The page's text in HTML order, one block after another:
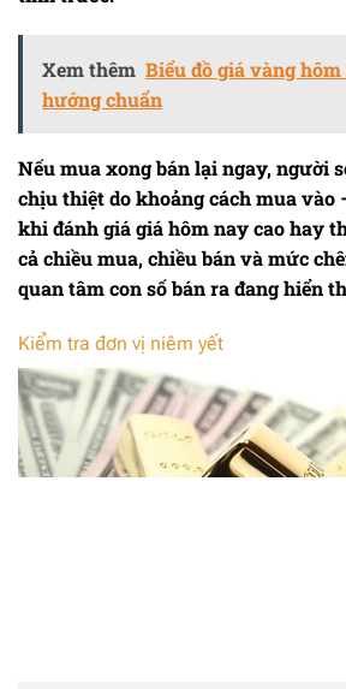
Xem thêm Biểu đồ giá vàng
hướng chuẩn
Nếu mua xong bán lại ngay, người
chịu thiệt do khoảng cách mua vào
khi đánh giá giá hôm nay cao hay
cả chiều mua, chiều bán và mức
quan tâm con số bán ra đang hiển
Kiểm tra đơn vị niêm yết